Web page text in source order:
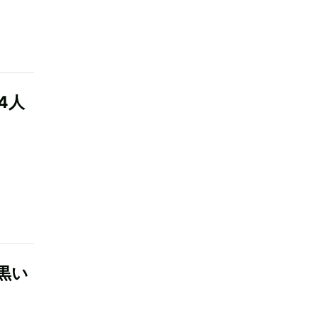
人
い